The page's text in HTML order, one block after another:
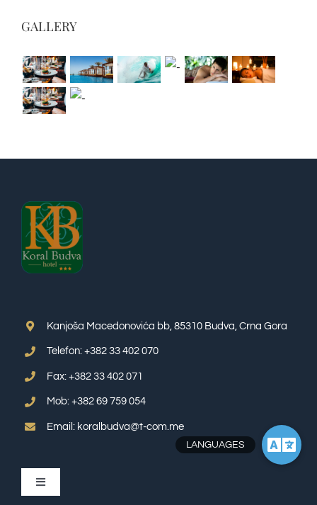
GALLERY
Kanjoša Macedonovića bb, 85310 Budva, Crna Gora
Telefon: +382 33 402 070
Fax: +382 33 402 071
Mob: +382 69 759 054
Email: koralbudva@t-com.me
Toggle
Navigation